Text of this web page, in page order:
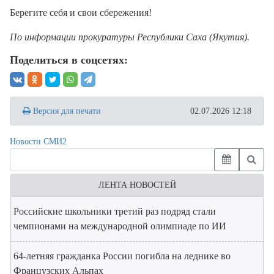
Берегите себя и свои сбережения!
По информации прокуратуры Республики Саха (Якутия).
Поделиться в соцсетях:
Версия для печати 02.07.2026 12:18
Новости СМИ2
ЛЕНТА НОВОСТЕЙ
Российские школьники третий раз подряд стали
чемпионами на международной олимпиаде по ИИ
64-летняя гражданка России погибла на леднике во
Французских Альпах